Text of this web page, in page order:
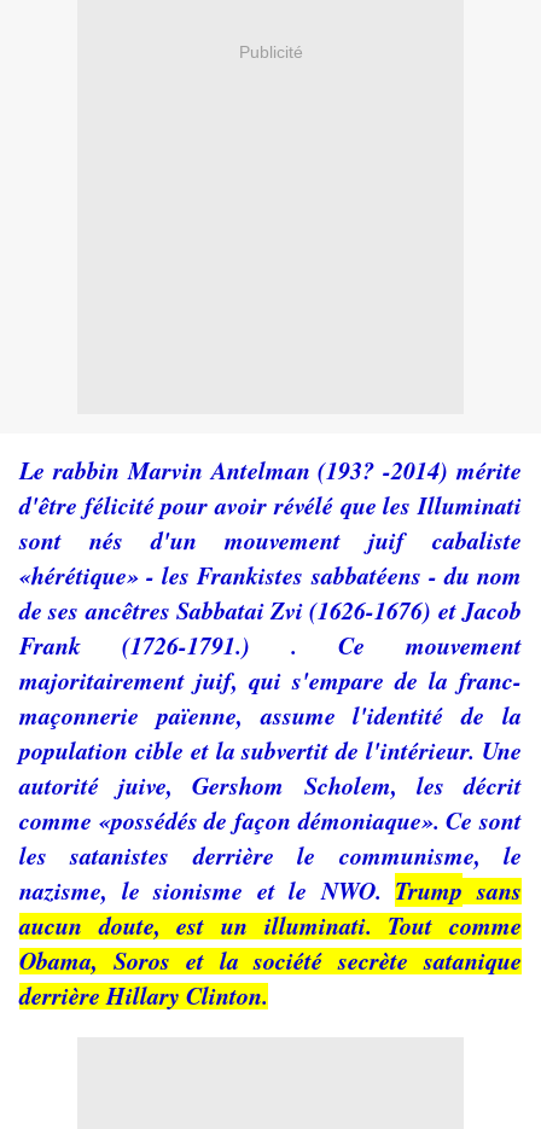
Publicité
Le rabbin Marvin Antelman (193? -2014) mérite
d'être félicité pour avoir révélé que les Illuminati
sont nés d'un mouvement juif cabaliste
«hérétique» - les Frankistes sabbatéens - du nom
de ses ancêtres Sabbatai Zvi (1626-1676) et Jacob
Frank (1726-1791.) . Ce mouvement
majoritairement juif, qui s'empare de la franc-
maçonnerie païenne, assume l'identité de la
population cible et la subvertit de l'intérieur. Une
autorité juive, Gershom Scholem, les décrit
comme «possédés de façon démoniaque». Ce sont
les satanistes derrière le communisme, le
nazisme, le sionisme et le NWO. Trump sans
aucun doute, est un illuminati. Tout comme
Obama, Soros et la société secrète satanique
derrière Hillary Clinton.